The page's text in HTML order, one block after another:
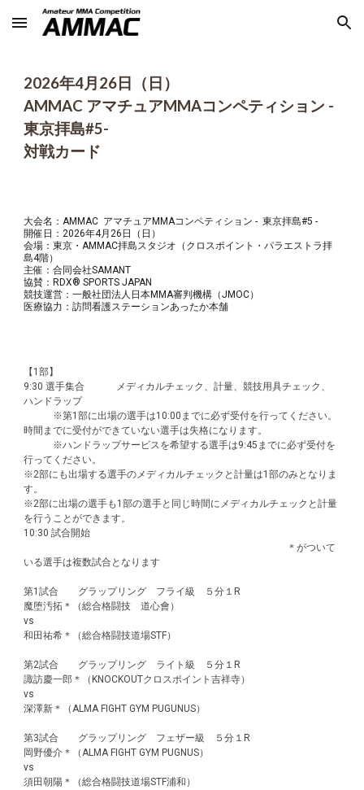
Skip to main content Skip to navigation
2026年4月 26 日（ 日 ）
AMMAC アマチュアMMAコンペティション -
東京拝島#5-
対戦カード
大会名：AMMAC アマチュアMMAコンペティション - 東京拝島#5 -
開催日：2026年4月26 日（ 日 ）
会場：東京・AMMAC拝島スタジオ（クロスポイント・パラエストラ拝
島4階）
主催：合同会社SAMANT
協賛：RDX® SPORTS JAPAN
競技運営：一般社団法人日本MMA審判機構（JMOC）
医療協力：訪問看護ステーションあったか本舗
【1部】
9:30 選手集合 メディカルチェック、計量、競技用具チェック、
ハンドラップ
※第1部に出場の選手は10:00までに必ず受付を行ってください。
時間までに受付ができていない選手は失格になります。
※ハンドラップサービスを希望する選手は9:45までに必ず受付を
行ってください。
※2部にも出場する選手のメディカルチェックと計量は1部のみとなりま
す。
※2部に出場の選手も1部の選手と同じ時間にメディカルチェックと計量
を行うことができます。
10:30 試合開始
＊がついて
いる選手は複数試合となります
第1試合 グラップリング フライ級 ５分１R
魔堕汚拓＊（総合格闘技 道心會）
vs
和田祐希＊（総合格闘技道場STF）
第2試合 グラップリング ライト級 ５分１R
諏訪慶一郎＊（KNOCKOUTクロスポイント吉祥寺）
vs
深澤新＊（ALMA FIGHT GYM PUGUNUS）
第3試合 グラップリング フェザー級 ５分１R
岡野優介＊（ALMA FIGHT GYM PUGNUS）
vs
須田朝陽＊（総合格闘技道場STF浦和）